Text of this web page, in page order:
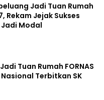
Jadi Tuan Rumah
Rekam Jejak Sukses
Jadi Modal
Tuan Rumah FORNAS
Nasional Terbitkan SK